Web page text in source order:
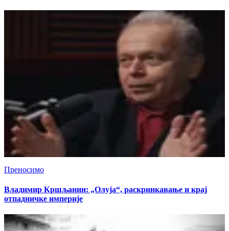
Преносимо
Владимир Кршљанин: „Олуја“, раскринкавање и крај
отпадничке империје